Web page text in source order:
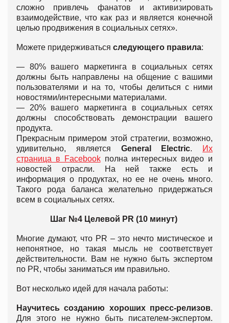
сложно привлечь фанатов и активизировать
взаимодействие, что как раз и является конечной
целью продвижения в социальных сетях».
Можете придерживаться следующего правила:
— 80% вашего маркетинга в социальных сетях
должны быть направлены на общение с вашими
пользователями и на то, чтобы делиться с ними
новостями/интересными материалами.
— 20% вашего маркетинга в социальных сетях
должны способствовать демонстрации вашего
продукта.
Прекрасным примером этой стратегии, возможно,
удивительно, является General Electric.
Их
страница в Facebookполна интересных видео и
новостей отрасли. На ней также есть и
информация о продуктах, но ее не очень много.
Такого рода баланса желательно придержаться
всем в социальных сетях.
Шаг №4 Целевой PR (10 минут)
Многие думают, что PR – это нечто мистическое и
непонятное, но такая мысль не соответствует
действительности. Вам не нужно быть экспертом
по PR, чтобы заниматься им правильно.
Вот несколько идей для начала работы:
Научитесь созданию хороших пресс-релизов.
Для этого не нужно быть писателем-экспертом.